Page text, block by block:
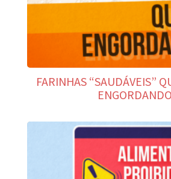
FARINHAS “SAUDÁVEIS”
ENGORDANDO